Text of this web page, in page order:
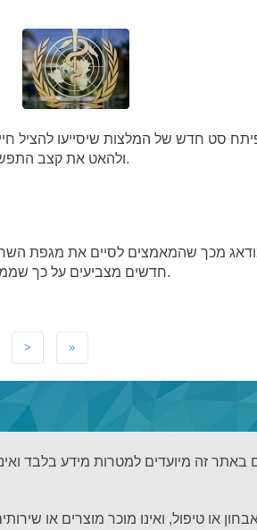
סט חדש של המלצות שיסייעו להציל
ולהאט את קצב התפשטות העמידות לאנטיבקטריאליים ברחבי העולם.
מכך שהמאמצים לסיים את מגפת
חדשים מצביעים על כך שממשלות צריכות לשפר את המניעה, הגילוי והטיפול.
> »
או טיפול, ואינו מוכר מוצרים או